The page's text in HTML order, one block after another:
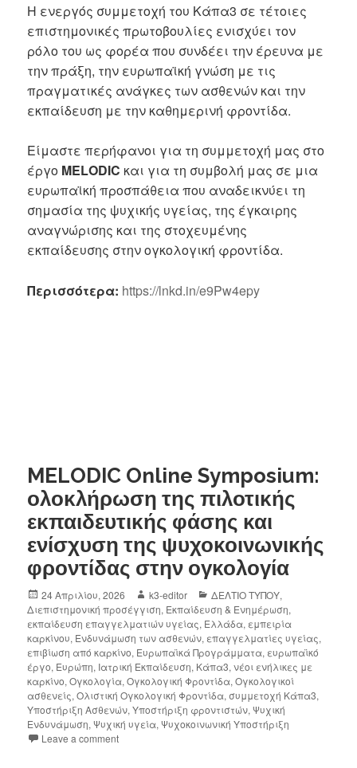
Η ενεργός συμμετοχή του Κάπα3 σε τέτοιες
επιστημονικές πρωτοβουλίες ενισχύει τον
ρόλο του ως φορέα που συνδέει την έρευνα με
την πράξη, την ευρωπαϊκή γνώση με τις
πραγματικές ανάγκες των ασθενών και την
εκπαίδευση με την καθημερινή φροντίδα.
Είμαστε περήφανοι για τη συμμετοχή μας στο
έργο MELODIC και για τη συμβολή μας σε μια
ευρωπαϊκή προσπάθεια που αναδεικνύει τη
σημασία της ψυχικής υγείας, της έγκαιρης
αναγνώρισης και της στοχευμένης
εκπαίδευσης στην ογκολογική φροντίδα.
Περισσότερα: https://lnkd.in/e9Pw4epy
MELODIC Online Symposium:
ολοκλήρωση της πιλοτικής
εκπαιδευτικής φάσης και
ενίσχυση της ψυχοκοινωνικής
φροντίδας στην ογκολογία
24 Απριλίου, 2026 k3-editor ΔΕΛΤΙΟ ΤΥΠΟΥ,
Διεπιστημονική προσέγγιση, Εκπαίδευση & Ενημέρωση,
εκπαίδευση επαγγελματιών υγείας, Ελλάδα, εμπειρία
καρκίνου, Ενδυνάμωση των ασθενών, επαγγελματίες υγείας,
επιβίωση από καρκίνο, Ευρωπαϊκά Προγράμματα, ευρωπαϊκό
έργο, Ευρώπη, Ιατρική Εκπαίδευση, Κάπα3,νέοι ενήλικες με
καρκίνο,Ογκολογία,Ογκολογική Φροντίδα,Ογκολογικοί
ασθενείς,Ολιστική Ογκολογική Φροντίδα,συμμετοχή Κάπα3,
Υποστήριξη Ασθενών,Υποστήριξη φροντιστών,Ψυχική
Ενδυνάμωση,Ψυχική υγεία,Ψυχοκοινωνική Υποστήριξη
Leave a comment